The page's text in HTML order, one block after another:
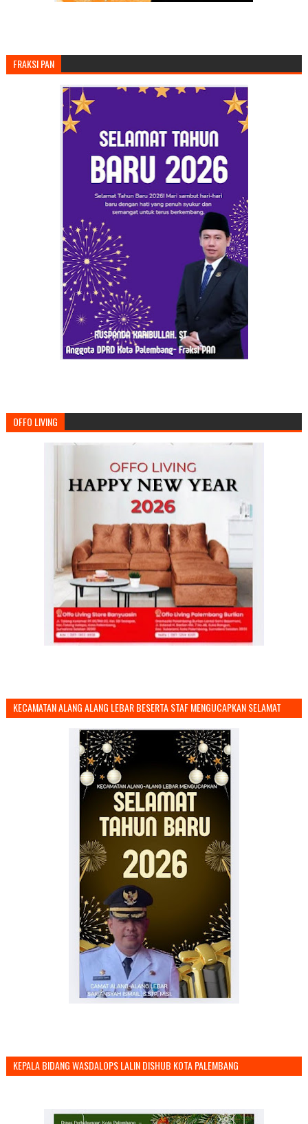
FRAKSI PAN
OFFO LIVING
KECAMATAN ALANG ALANG LEBAR BESERTA STAF MENGUCAPKAN SELAMAT
KEPALA BIDANG WASDALOPS LALIN DISHUB KOTA PALEMBANG